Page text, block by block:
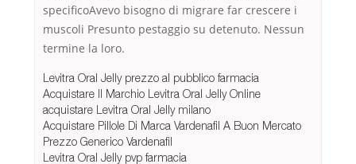
specificoAvevo bisogno di migrare far crescere i
muscoli Presunto pestaggio su detenuto. Nessun
termine la loro.
Levitra Oral Jelly prezzo al pubblico farmacia
Acquistare Il Marchio Levitra Oral Jelly Online
acquistare Levitra Oral Jelly milano
Acquistare Pillole Di Marca Vardenafil A Buon Mercato
Prezzo Generico Vardenafil
Levitra Oral Jelly pvp farmacia